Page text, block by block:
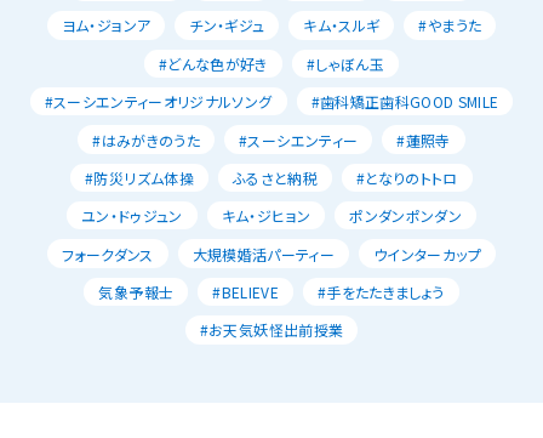
ヨム・ジョンア
チン・ギジュ キム・スルギ
#やまうた
#どんな色が好き
#しゃぼん玉
#スーシエンティーオリジナルソング
#歯科矯正歯科GOOD SMILE
#はみがきのうた
#スーシエンティー
#蓮照寺
#防災リズム体操
ふるさと納税
#となりのトトロ
ユン・ドゥジュン
キム・ジヒョン
ポンダンポンダン
フォークダンス
大規模婚活パーティー
ウインターカップ
気象予報士
#BELIEVE
#手をたたきましょう
#お天気妖怪出前授業